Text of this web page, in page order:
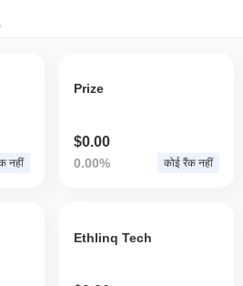
नहीं
Prize
$0.00
0.00% कोई रैंक नहीं
Ethlinq Tech